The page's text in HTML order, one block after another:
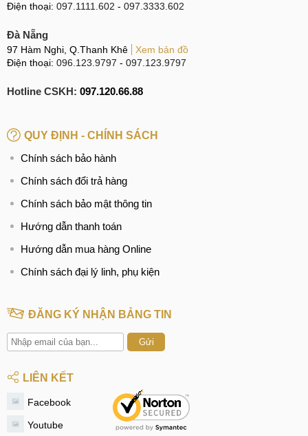
Điện thoại: 097.1111.602 - 097.3333.602
Đà Nẵng
97 Hàm Nghi, Q.Thanh Khê
Xem bản đồ
Điện thoại: 096.123.9797 - 097.123.9797
Hotline CSKH: 097.120.66.88
QUY ĐỊNH - CHÍNH SÁCH
Chính sách bảo hành
Chính sách đổi trả hàng
Chính sách bảo mật thông tin
Hướng dẫn thanh toán
Hướng dẫn mua hàng Online
Chính sách đại lý linh, phụ kiện
ĐĂNG KÝ NHẬN BẢNG TIN
Gửi
LIÊN KẾT
Facebook
Youtube